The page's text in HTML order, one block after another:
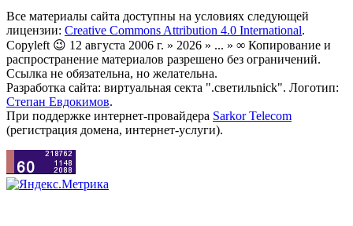
Все материалы сайта доступны на условиях следующей
лицензии: Creative Commons Attribution 4.0 International.
Copyleft 😉 12 августа 2006 г. » 2026 » ... » ∞ Копирование и
распространение материалов разрешено без ограничений.
Ссылка не обязательна, но желательна.
Разработка сайта: виртуальная секта ".светильnick". Логотип:
Степан Евдокимов.
При поддержке интернет-провайдера Sarkor Telecom
(регистрация домена, интернет-услуги).